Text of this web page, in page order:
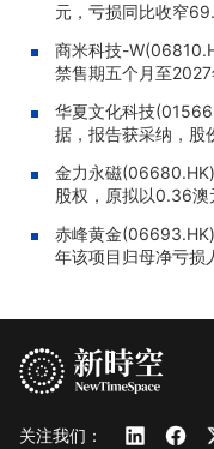
元，亏损同比收窄
商米科技-
禁售期五个月至
华夏文化科技
据，报告获采纳，股
金力永磁
股权，原拟以0.36
赤峰黄金
年该项目归母净亏
关注我们：